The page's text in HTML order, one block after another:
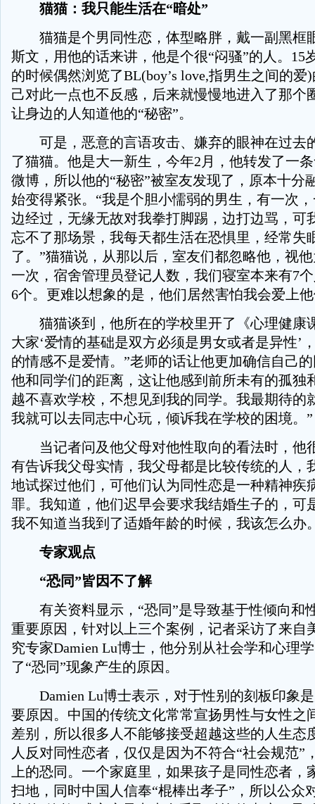
猫猫：我只能生活在“暗处”
猫猫是个男同性恋，体型略胖，戴一副黑框
斯文，用他的话来讲，他是个很“闷骚”的人。15
的时候偶然浏览了BL(boy’s love,指男生之间的爱
己对此一点也不反感，后来就慢慢地进入了那个
让身边的人知道他的“秘密”。
可是，恶意的言语攻击、嫌弃的眼神在过去
了猫猫。他是大一新生，今年2月，他转发了一
微博，所以他的“秘密”被室友发现了，原本十分
始变得紧张。“我是个胆小懦弱的男生，有一次
边经过，无缘无故对我拳打脚踢，边打边骂，可
忘不了那场景，我每天都生活在恐惧里，经常失
了。”猫猫说，从那以后，室友们都忽略他，视
一次，宿舍管理员登记人数，我们寝室本来有7
6个。更难以想象的是，他们居然害怕我会爱上
猫猫谈到，他所在的学校里开了《心理健康
大家‘爱情的基础是双方必须是男女或者是异性’
的情感不是爱情。”老师的话让他更加确信自己
他和同学们的距离，这让他感到前所未有的孤独
越不喜欢学校，不想见到我的同学。我最期待的
我就可以去同志中心玩，倾诉我在学校的困境。”
当记者问及他父母对他性取向的看法时，他
有告诉我父母实情，我父母都是比较传统的人，
地试探过他们，可他们认为同性恋是一种精神疾
罪。我知道，他们迟早会要求我结婚生子的，可
我不知道当我到了适婚年龄的时候，我该怎么办
专家观点
“恐同”皆因不了解
有关资料显示，“恐同”是导致基于性倾向和
重要原因，针对以上三个案例，记者采访了来自
究专家Damien Lu博士，他分别从社会学和心理
了“恐同”现象产生的原因。
Damien Lu博士表示，对于性别的刻板印象是
要原因。中国的传统文化常常宣扬男性与女性之
差别，所以很多人不能够接受超越这些的人生态
人反对同性恋者，仅仅是因为不符合“社会规范”
上的恐同。一个家庭里，如果孩子是同性恋者，
扫地，同时中国人信奉“棍棒出孝子”，所以公众